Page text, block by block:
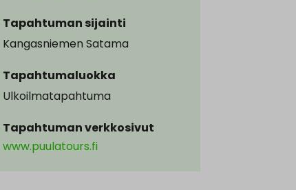
Tapahtuman sijainti
Kangasniemen Satama
Tapahtumaluokka
Ulkoilmatapahtuma
Tapahtuman verkkosivut
www.puulatours.fi